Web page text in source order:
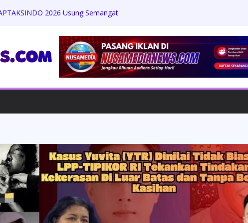
2026 Usung Semangat
Ancaman Korupsi
KPPBC Kediri, Optimis Heri
dan Tata Kelola Bersih
Zaviera Mahera Azzahra Putri
Keadilan: Warga Kampung
Penanganan Kasus Perusakan
Berdiam Diri